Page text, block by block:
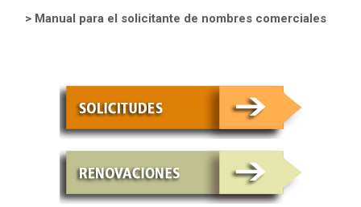
> Manual para el solicitante de nombres comerciales